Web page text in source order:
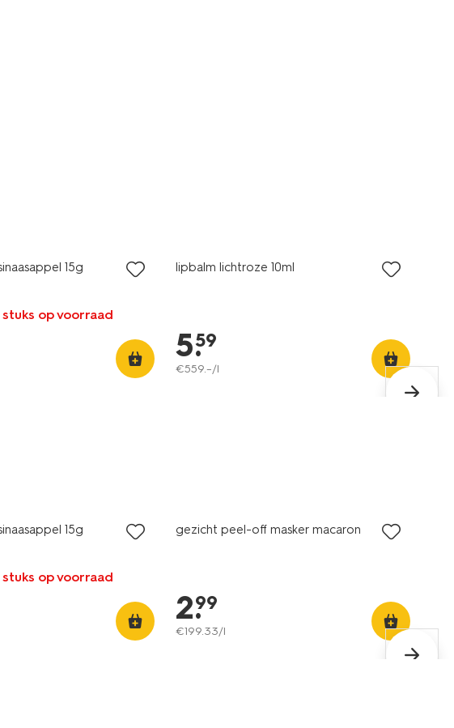
15g
stuks op voorraad
lipbalm lichtroze 10ml
5.
59
€559.–/l
15g
stuks op voorraad
gezicht peel-off masker macaron
2.
99
€199.33/l